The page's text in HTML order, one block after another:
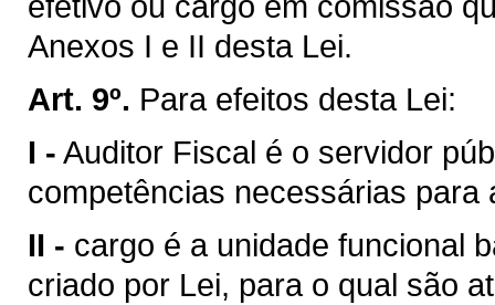
Anexos I e II desta Lei.
Art. 9º. Para efeitos desta Lei:
I - Auditor Fiscal é o servidor
competências necessárias
II - cargo é a unidade funcional
criado por Lei, para o qual são